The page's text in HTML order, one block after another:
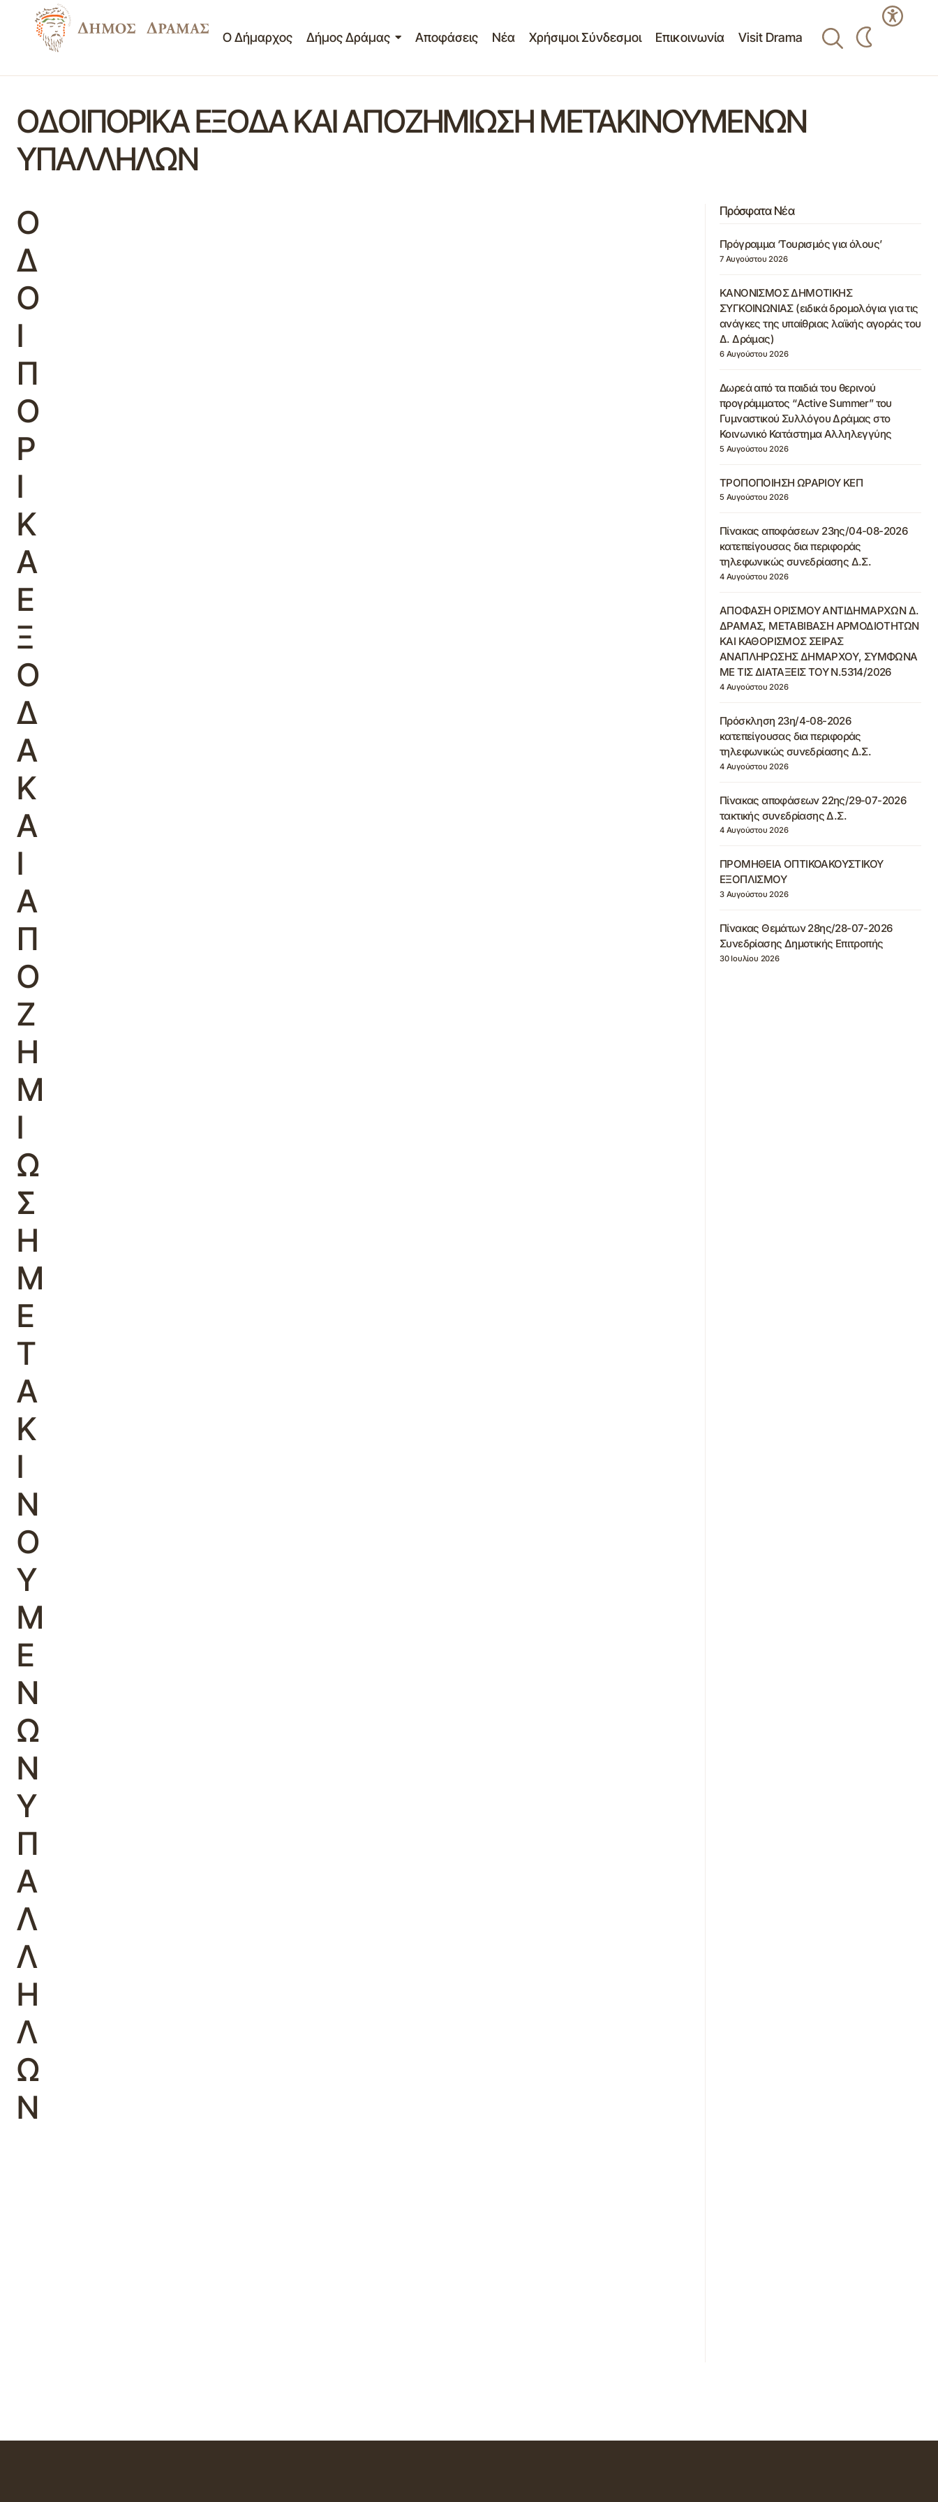
Ο Δήμαρχος Δήμος Δράμας Αποφάσεις Νέα Χρήσιμοι Σύνδεσμοι Επικοινωνία Visit Drama
ΟΔΟΙΠΟΡΙΚΑ ΕΞΟΔΑ ΚΑΙ ΑΠΟΖΗΜΙΩΣΗ ΜΕΤΑΚΙΝΟΥΜΕΝΩΝ
ΥΠΑΛΛΗΛΩΝ
Ο
Δ
Ο
Ι
Π
Ο
Ρ
Ι
Κ
Α
Ε
Ξ
Ο
Δ
Α
Κ
Α
Ι
Α
Π
Ο
Ζ
Η
Μ
Ι
Ω
Σ
Η
Μ
Ε
Τ
Α
Κ
Ι
Ν
Ο
Υ
Μ
Ε
Ν
Ω
Ν
Υ
Π
Α
Λ
Λ
Η
Λ
Ω
Ν
Πρόσφατα Νέα
Πρόγραμμα ‘Τουρισμός για όλους’
7 Αυγούστου 2026
ΚΑΝΟΝΙΣΜΟΣ ΔΗΜΟΤΙΚΗΣ
ΣΥΓΚΟΙΝΩΝΙΑΣ (ειδικά δρομολόγια για τις
ανάγκες της υπαίθριας λαϊκής αγοράς του
Δ. Δράμας)
6 Αυγούστου 2026
Δωρεά από τα παιδιά του θερινού
προγράμματος “Active Summer” του
Γυμναστικού Συλλόγου Δράμας στο
Κοινωνικό Κατάστημα Αλληλεγγύης
5 Αυγούστου 2026
ΤΡΟΠΟΠΟΙΗΣΗ ΩΡΑΡΙΟΥ ΚΕΠ
5 Αυγούστου 2026
Πίνακας αποφάσεων 23ης/04-08-2026
κατεπείγουσας δια περιφοράς
τηλεφωνικώς συνεδρίασης Δ.Σ.
4 Αυγούστου 2026
ΑΠΟΦΑΣΗ ΟΡΙΣΜΟΥ ΑΝΤΙΔΗΜΑΡΧΩΝ Δ.
ΔΡΑΜΑΣ, ΜΕΤΑΒΙΒΑΣΗ ΑΡΜΟΔΙΟΤΗΤΩΝ
ΚΑΙ ΚΑΘΟΡΙΣΜΟΣ ΣΕΙΡΑΣ
ΑΝΑΠΛΗΡΩΣΗΣ ΔΗΜΑΡΧΟΥ, ΣΥΜΦΩΝΑ
ΜΕ ΤΙΣ ΔΙΑΤΑΞΕΙΣ ΤΟΥ Ν.5314/2026
4 Αυγούστου 2026
Πρόσκληση 23η/4-08-2026
κατεπείγουσας δια περιφοράς
τηλεφωνικώς συνεδρίασης Δ.Σ.
4 Αυγούστου 2026
Πίνακας αποφάσεων 22ης/29-07-2026
τακτικής συνεδρίασης Δ.Σ.
4 Αυγούστου 2026
ΠΡΟΜΗΘΕΙΑ ΟΠΤΙΚΟΑΚΟΥΣΤΙΚΟΥ
ΕΞΟΠΛΙΣΜΟΥ
3 Αυγούστου 2026
Πίνακας Θεμάτων 28ης/28-07-2026
Συνεδρίασης Δημοτικής Επιτροπής
30 Ιουλίου 2026